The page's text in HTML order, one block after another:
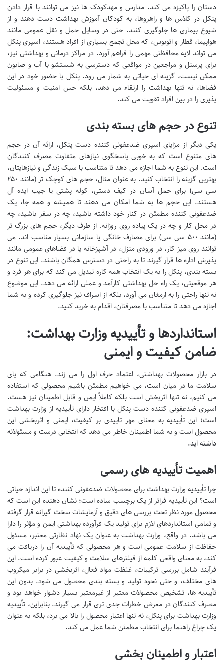
دستان را پاکیزه می کند. مدارس و مهدکودک ها نیز می توانند با قرار دادن
پنکل در کلاس ها و راهروها، به کودکان آموزش بهداشت دست دهند و از
شیوع بیماری ها جلوگیری کنند. حتی در وسایل حمل و نقل عمومی مانند
هواپیما، قطار و اتوبوس، که محل تجمع بسیاری از افراد هستند، اسپری پنکل
می تواند لایه محافظتی مهمی را فراهم آورد. در مراکز درمانی و بهداشتی نیز،
برای پرسنل و مراجعین در مواقعی که دسترسی به شستشو با آب و صابون
ممکن نیست، گزینه ای حیاتی به شمار می رود. پنکل با حضور خود در این
فضاها، نه تنها بهداشت را ارتقاء می دهد، بلکه حس امنیت و مسئولیت
پذیری را در بین افراد تقویت می کند.
تنوع در حجم های بسته بندی
یکی دیگر از مزایای اسپری ضدعفونی کننده دست پنکل، ارائه آن در حجم
های متنوع است که به خوبی پاسخگوی نیازهای متفاوت مصرف کنندگان
است. این تنوع به شما اجازه می دهد تا متناسب با سبک زندگی و نیازهایتان،
بهترین گزینه را انتخاب کنید. به عنوان مثال، حجم های کوچک تر (مانند ۲۵۰
سی سی) برای حمل آسان در کیف دستی، کوله پشتی یا جیب ایده آل
هستند. این حجم ها به شما امکان می دهند تا همیشه و همه جا، یک
ضدعفونی کننده مطمئن در کنار خود داشته باشید، چه در سفر باشید، چه
در محل کار و چه در یک پیاده روی روزانه. از طرف دیگر، حجم های بزرگ تر
(مانند ۵۰۰ سی سی) برای مصارف خانگی یا سازمانی بسیار مناسب اند. می
توانند روی میز کار، در ورودی منزل، در آشپزخانه یا در فضاهای عمومی مانند
پذیرش اداره ها قرار گیرند تا به راحتی در دسترس همگان باشند. این تنوع در
بسته بندی، پنکل را به یک انتخاب همه کاره تبدیل می کند که برای هر فرد و
هر موقعیتی، یک راه حل بهداشتی کارآمد و عملی ارائه می دهد. این موضوع
نه تنها راحتی را به ارمغان می آورد، بلکه از اسراف نیز جلوگیری کرده و به شما
اجازه می دهد تا متناسب با مصرفتان، اقدام به خرید کنید.
استانداردها و تأییدیه وزارت بهداشت:
ضامن کیفیت و ایمنی
در بازار محصولات بهداشتی، اعتماد حرف اول را می زند. هنگامی که پای
سلامت ما در میان است، می خواهیم مطمئن باشیم محصولی که استفاده
می کنیم، نه تنها اثربخش است بلکه کاملاً ایمن و قابل اطمینان نیز هست.
اسپری ضدعفونی کننده دست پنکل با افتخار دارای تأییدیه از وزارت بهداشت
است؛ این تأییدیه به معنای مهر تاییدی بر کیفیت، ایمنی و اثربخشی این
محصول است و به شما اطمینان خاطر می دهد که انتخابی درست و مسئولانه
داشته اید.
اهمیت تأییدیه های رسمی
چرا تأییدیه وزارت بهداشت برای محصولات ضدعفونی کننده تا این اندازه حیاتی
است؟ این تأییدیه فراتر از یک برچسب ساده است؛ نشان دهنده این است که
محصول مورد نظر تحت بررسی های دقیق و آزمایشات سخت گیرانه قرار گرفته
و تمامی استانداردهای لازم برای تولید یک فرآورده بهداشتی ایمن و مؤثر را دارا
می باشد. در واقع، وزارت بهداشت به عنوان یک نهاد نظارتی معتبر، مسئول
حفاظت از سلامت عمومی است و هر محصولی که تأییدیه آن را دریافت می
کند، به معنای واقعی کلمه از فیلترهای سلامت و کیفیت عبور کرده است. این
فرآیند شامل بررسی ترکیبات، غلظت مواد فعال، اثربخشی در برابر میکروب
های مختلف، و حتی نحوه تولید و بسته بندی محصول می شود. بدون این
تأییدیه ها، تشخیص محصولات معتبر از غیرمعتبر بسیار دشوار خواهد بود و
مصرف کنندگان در معرض خطرات جدی تری قرار می گیرند. بنابراین، تأییدیه
وزارت بهداشت برای پنکل، نه تنها اعتبار محصول را بالا می برد، بلکه به عنوان
یک چراغ راهنما برای انتخاب مطمئن شما عمل می کند.
اعتبار و اطمینان بخشی